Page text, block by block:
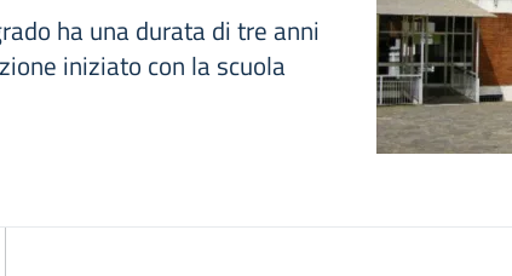
ha una durata di tre anni
iniziato con la scuola